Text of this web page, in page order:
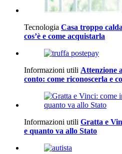
Tecnologia Casa troppo
cos’è e come acquistarla
Informazioni utili Attenzione
conto: come riconoscerla e
Informazioni utili Gratta e
e quanto va allo Stato